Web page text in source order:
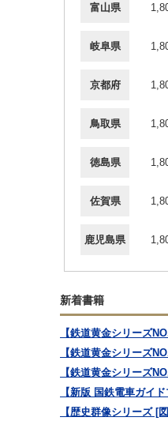
富山県
岐阜県
京都府
鳥取県
徳島県
佐賀県
鹿児島県
新着書籍
【鉄道黄金シリーズ
【鉄道黄金シリーズ
【鉄道黄金シリーズ
【新版 国鉄電車ガイ
【歴史群像シリーズ